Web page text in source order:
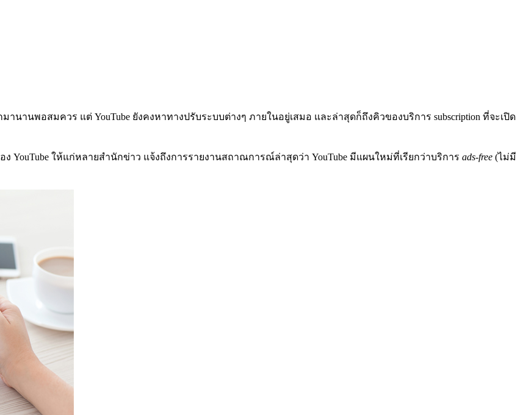
านานพอสมควร แต่ YouTube ยังคงหาทางปรับระบบต่างๆ ภายในอยู่เสมอ และล่าสุดก็ถึงคิวของบริการ subscription ที่จะเปิด
YouTube ให้แก่หลายสำนักข่าว แจ้งถึงการรายงานสถาณการณ์ล่าสุดว่า YouTube มีแผนใหม่ที่เรียกว่าบริการ ads-free (ไม่มี